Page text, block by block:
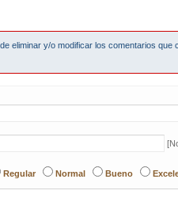
eliminar y/o modificar los comentarios que
Regular Normal Bueno